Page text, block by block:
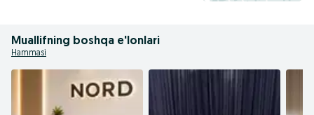
Muallifning boshqa e'lonlari
Hammasi